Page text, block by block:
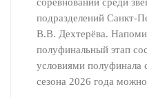
соревнований среди
подразделений Санкт-
В.В. Дехтерёва.
полуфинальный этап
условиями полуфинала
сезона 2026 года